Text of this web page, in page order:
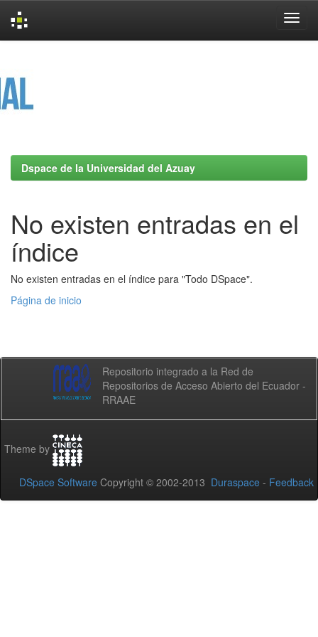
Dspace de la Universidad del Azuay
No existen entradas en el
índice
No existen entradas en el índice para "Todo DSpace".
Página de inicio
Repositorio integrado a la Red de
Repositorios de Acceso Abierto del Ecuador -
RRAAE
Theme by
DSpace Software Copyright © 2002-2013 Duraspace - Feedback